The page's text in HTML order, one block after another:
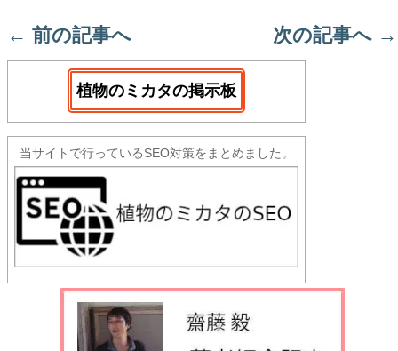
← 前の記事へ 次の記事へ →
植物のミカタの掲示板
当サイトで行っているSEO対策をまとめました。